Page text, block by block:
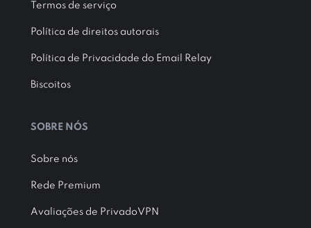
Termos de serviço
Política de direitos autorais
Política de Privacidade do Email Relay
Biscoitos
SOBRE NÓS
Sobre nós
Rede Premium
Avaliações de PrivadoVPN